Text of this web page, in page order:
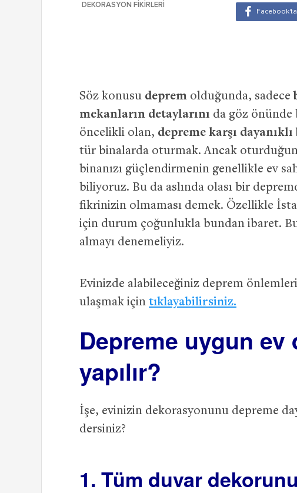
DEKORASYON FIKIRLERI
Söz konusu deprem olduğunda, sadece
mekanların detaylarını da göz önünde
öncelikli olan, depreme karşı
tür binalarda oturmak. Ancak
binanızı güçlendirmenin genellikle ev
biliyoruz. Bu da aslında olası bir
fikrinizin olmaması demek. Özellikle
için durum çoğunlukla bundan ibaret.
almayı denemeliyiz.
Evinizde alabileceğiniz deprem
ulaşmak için tıklayabilirsiniz.
Depreme uygun ev
yapılır?
İşe, evinizin dekorasyonunu depreme
dersiniz?
1. Tüm duvar